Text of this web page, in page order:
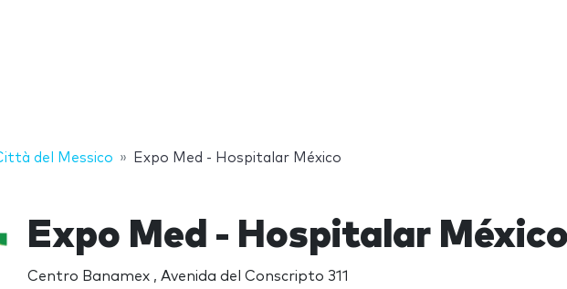
del Messico Expo Med - Hospitalar México
Expo Med - Hospitalar
Centro Banamex , Avenida del Conscripto 311